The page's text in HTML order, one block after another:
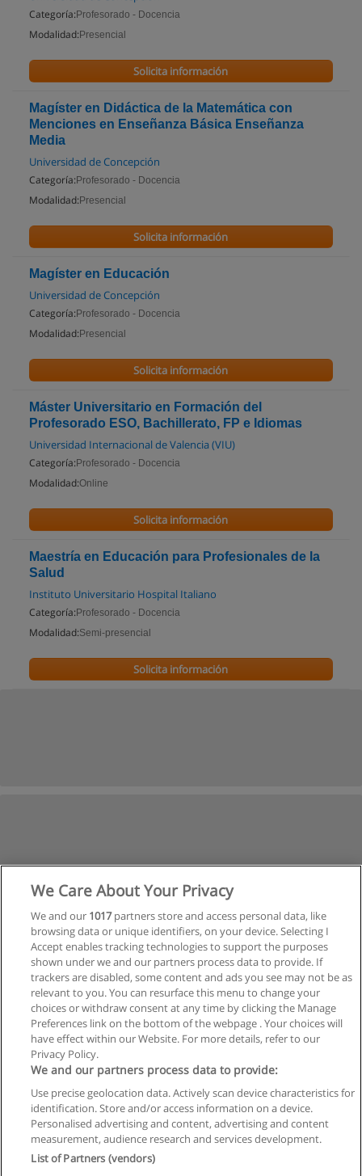
Categoría: Profesorado - Docencia
Modalidad: Presencial
Solicita información
Magíster en Didáctica de la Matemática con
Menciones en Enseñanza Básica Enseñanza
Media
Universidad de Concepción
Categoría: Profesorado - Docencia
Modalidad: Presencial
Solicita información
Magíster en Educación
Universidad de Concepción
Categoría: Profesorado - Docencia
Modalidad: Presencial
Solicita información
Máster Universitario en Formación del
Profesorado ESO, Bachillerato, FP e Idiomas
Universidad Internacional de Valencia (VIU)
Categoría: Profesorado - Docencia
Modalidad:Online
Solicita información
Maestría en Educación para Profesionales de la
Salud
Instituto Universitario Hospital Italiano
Categoría: Profesorado - Docencia
Modalidad:Semi-presencial
Solicita información
Privacidad de datos
Contactar con Educaedu
Copyright © Educaedu Business S.L. - CIF : B-95610580: -
We Care About Your Privacy
We and our 1017partners store and access personal data, like
browsing data or unique identifiers, on your device. Selecting I
Accept enables tracking technologies to support the purposes
shown under we and our partners process data to provide. If
trackers are disabled, some content and ads you see may not be as
relevant to you. You can resurface this menu to change your
choices or withdraw consent at any time by clicking the Manage
Preferences link on the bottom of the webpage . Your choices will
have effect within our Website. For more details, refer to our
Privacy Policy.
We and our partners process data to provide:
Use precise geolocation data. Actively scan device characteristics for
identification. Store and/or access information on a device.
Personalised advertising and content, advertising and content
measurement, audience research and services development.
List of Partners (vendors)